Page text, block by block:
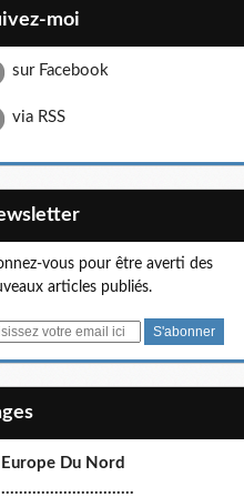
moi
sur Facebook
via RSS
vous pour être averti des
articles publiés.
Du Nord